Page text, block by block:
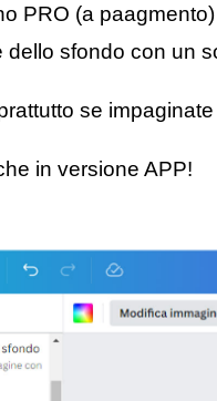
PRO (a
sfondo con un
se
in versione APP!